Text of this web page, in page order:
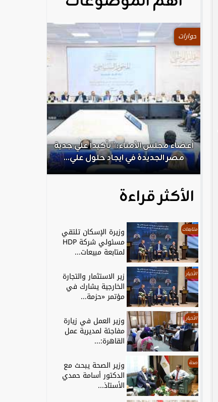
حوارات
أعضاء مجلس الأمناء: ”تأكيداً علي جدية
مصر الجديدة في ايجاد حلول علي...
الأكثر قراءة
متابعات وزيرة الإسكان تلتقي
مسئولي شركة HDP
لمتابعة مبيعات...
الأخبار زير الاستثمار والتجارة
الخارجية يشارك في
مؤتمر «حزمة...
الأخبار وزير العمل في زيارة
مفاجئة لمديرية عمل
القاهرة:...
صحة وزير الصحة يبحث مع
الدكتور أسامة حمدي
الأستاذ...